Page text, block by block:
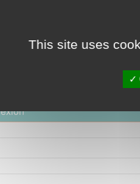
This site uses